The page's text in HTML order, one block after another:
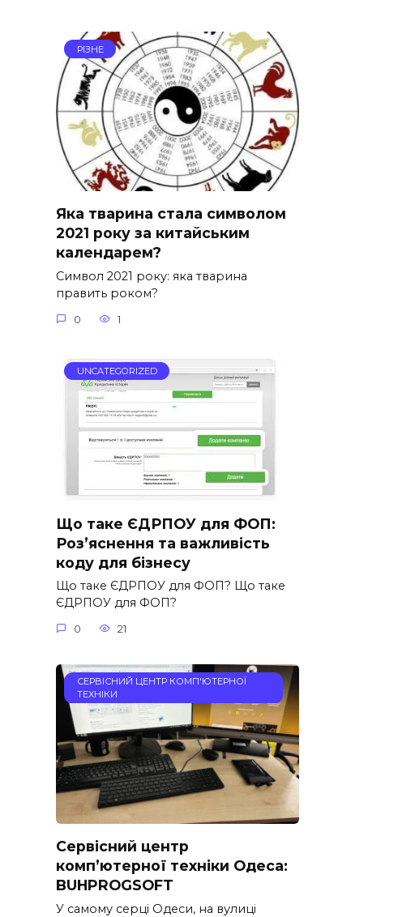
РІЗНЕ
Яка тварина стала символом
2021 року за китайським
календарем?
Символ 2021 року: яка тварина
править роком?
0 1
UNCATEGORIZED
Що таке ЄДРПОУ для ФОП:
Роз’яснення та важливість
коду для бізнесу
Що таке ЄДРПОУ для ФОП? Що таке
ЄДРПОУ для ФОП?
0 21
СЕРВІСНИЙ ЦЕНТР КОМП'ЮТЕРНОЇ
ТЕХНІКИ
Сервісний центр
комп’ютерної техніки Одеса:
BUHPROGSOFT
У самому серці Одеси, на вулиці